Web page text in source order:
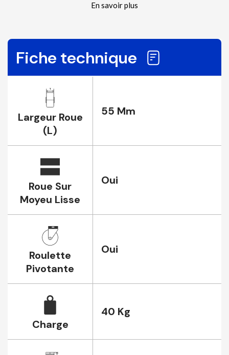
En savoir plus
Fiche technique
Largeur Roue
(L)
55 Mm
Roue Sur
Moyeu Lisse
Oui
Roulette
Pivotante
Oui
Charge
40 Kg